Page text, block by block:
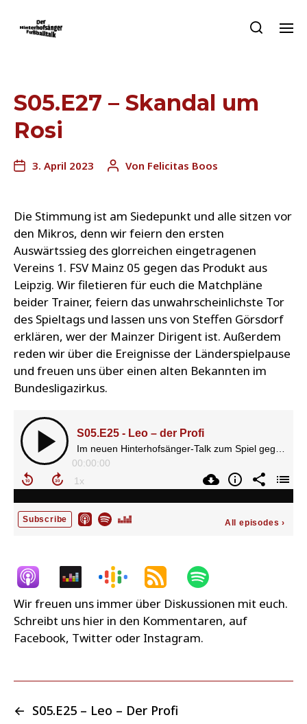
S05.E27 – Skandal um
Rosi
3. April 2023 Von Felicitas Boos
Die Stimmung ist am Siedepunkt und alle sitzen vor
den Mikros, denn wir feiern den ersten
Auswärtssieg des glorreichen eingetragenen
Vereins 1. FSV Mainz 05 gegen das Produkt aus
Leipzig. Wir filetieren für euch die Matchpläne
beider Trainer, feiern das unwahrscheinlichste Tor
des Spieltags und lassen uns von Steffen Görsdorf
erklären, wer der Mainzer Dirigent ist. Außerdem
reden wir über die Ereignisse der Länderspielpause
und freuen uns über einen alten Bekannten im
Bundesligazirkus.
Wir freuen uns immer über Diskussionen mit euch.
Schreibt uns hier in den Kommentaren, auf
Facebook, Twitter oder Instagram.
← S05.E25 – Leo – Der Profi